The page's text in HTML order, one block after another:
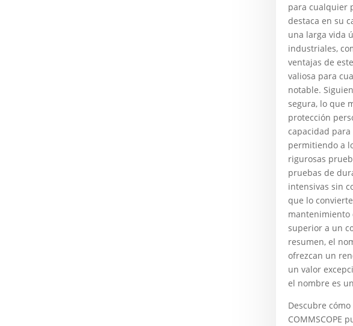
para cualquier
destaca en su
una larga vida
industriales,
ventajas de
valiosa para
notable.
segura, lo que
protección
capacidad
permitiendo a
rigurosas
pruebas de
intensivas sin
que lo
mantenimiento
superior a un
resumen, el
ofrezcan un
un valor
el nombre es
Descubre cómo
COMMSCOPE